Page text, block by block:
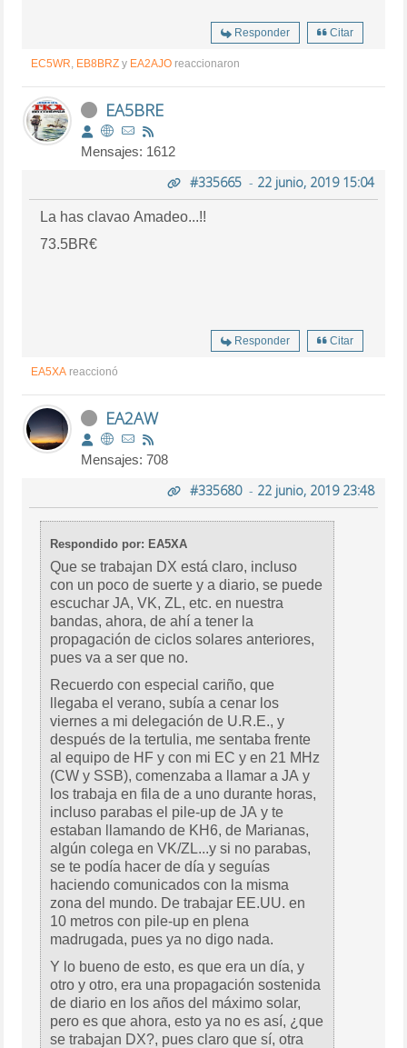
Responder Citar
EC5WR, EB8BRZ y EA2AJO reaccionaron
EA5BRE
Mensajes: 1612
#335665- 22 junio, 2019 15:04
La has clavao Amadeo...!!
73.5BR€
Responder Citar
EA5XA reaccionó
EA2AW
Mensajes: 708
#335680- 22 junio, 2019 23:48
Respondido por: EA5XA
Que se trabajan DX está claro, incluso
con un poco de suerte y a diario, se puede
escuchar JA, VK, ZL, etc. en nuestra
bandas, ahora, de ahí a tener la
propagación de ciclos solares anteriores,
pues va a ser que no.
Recuerdo con especial cariño, que
llegaba el verano, subía a cenar los
viernes a mi delegación de U.R.E., y
después de la tertulia, me sentaba frente
al equipo de HF y con mi EC y en 21 MHz
(CW y SSB), comenzaba a llamar a JA y
los trabaja en fila de a uno durante horas,
incluso parabas el pile-up de JA y te
estaban llamando de KH6, de Marianas,
algún colega en VK/ZL...y si no parabas,
se te podía hacer de día y seguías
haciendo comunicados con la misma
zona del mundo. De trabajar EE.UU. en
10 metros con pile-up en plena
madrugada, pues ya no digo nada.
Y lo bueno de esto, es que era un día, y
otro y otro, era una propagación sostenida
de diario en los años del máximo solar,
pero es que ahora, esto ya no es así, ¿que
se trabajan DX?, pues claro que sí, otra